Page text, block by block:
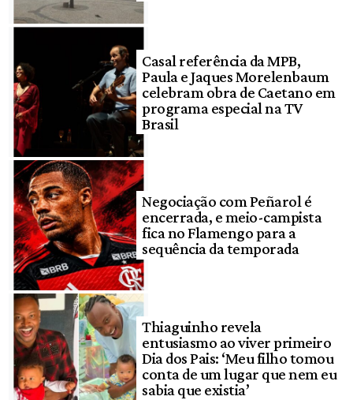
Casal referência da MPB,
Paula e Jaques Morelenbaum
celebram obra de Caetano em
programa especial na TV
Brasil
Negociação com Peñarol é
encerrada, e meio-campista
fica no Flamengo para a
sequência da temporada
Thiaguinho revela
entusiasmo ao viver primeiro
Dia dos Pais: ‘Meu filho tomou
conta de um lugar que nem eu
sabia que existia’